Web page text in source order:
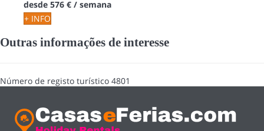
desde 576 € / semana
+ INFO
Outras informações de interesse
Número de registo turístico 4801